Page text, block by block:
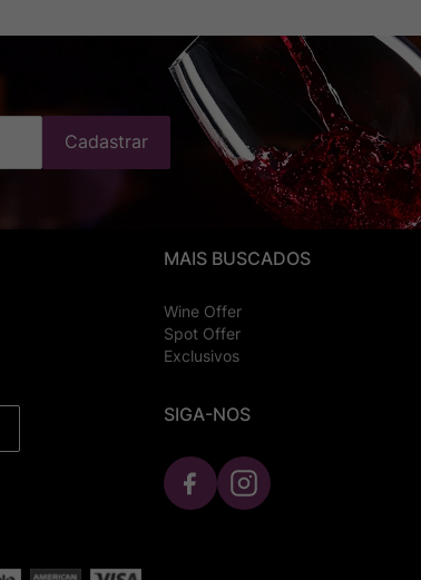
Cadastrar
MAIS BUSCADOS
Wine Offer
Spot Offer
Exclusivos
SIGA-NOS